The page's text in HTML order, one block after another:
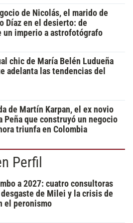
de Nicolás, el marido de
Díaz en el desierto: de
un imperio a astrofotógrafo
chic de María Belén Ludueña
adelanta las tendencias del
de Martín Karpan, el ex novio
Peña que construyó un negocio
triunfa en Colombia
Perfil
a 2027: cuatro consultoras
de Milei y la crisis de
el peronismo